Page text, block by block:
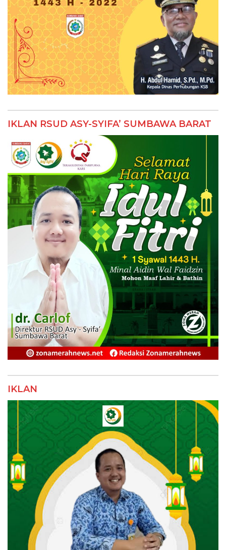
IKLAN RSUD ASY-SYIFA’ SUMBAWA BARAT
IKLAN